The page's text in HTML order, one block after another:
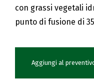
con grassi vegetali
punto di fusione di
Aggiungi al